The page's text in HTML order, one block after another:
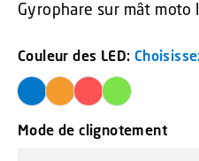
Gyrophare sur mât
Couleur des LED:
Mode de clignotement